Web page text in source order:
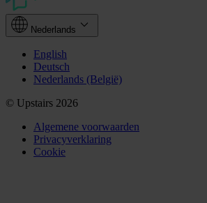
Nederlands
English
Deutsch
Nederlands (België)
© Upstairs 2026
Algemene voorwaarden
Privacyverklaring
Cookie